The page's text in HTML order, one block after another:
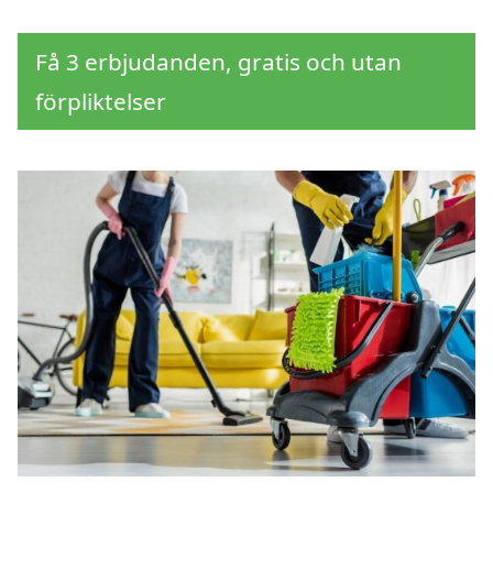
Få 3 erbjudanden, gratis och utan
förpliktelser